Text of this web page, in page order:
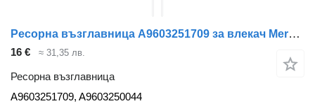
Ресорна възглавница A9603251709 за влекач Mercedes-Benz ACTROS MP4
16 € ≈ 31,35 лв.
Ресорна възглавница
A9603251709, A9603250044